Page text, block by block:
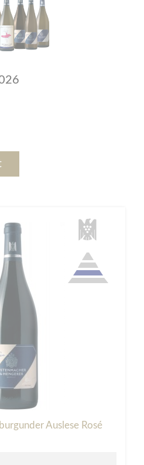
Auslese Rosé